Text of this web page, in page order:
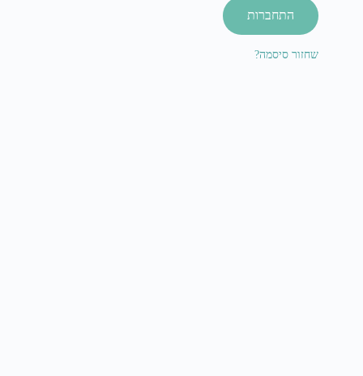
התחברות
שחזור סיסמה?